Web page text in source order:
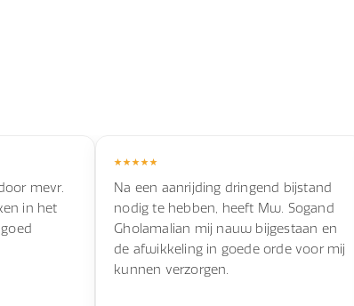
mevr.
in het
Na een aanrijding dringend bijstand
nodig te hebben, heeft Mw. Sogand
Gholamalian mij nauw bijgestaan en
de afwikkeling in goede orde voor mij
kunnen verzorgen.